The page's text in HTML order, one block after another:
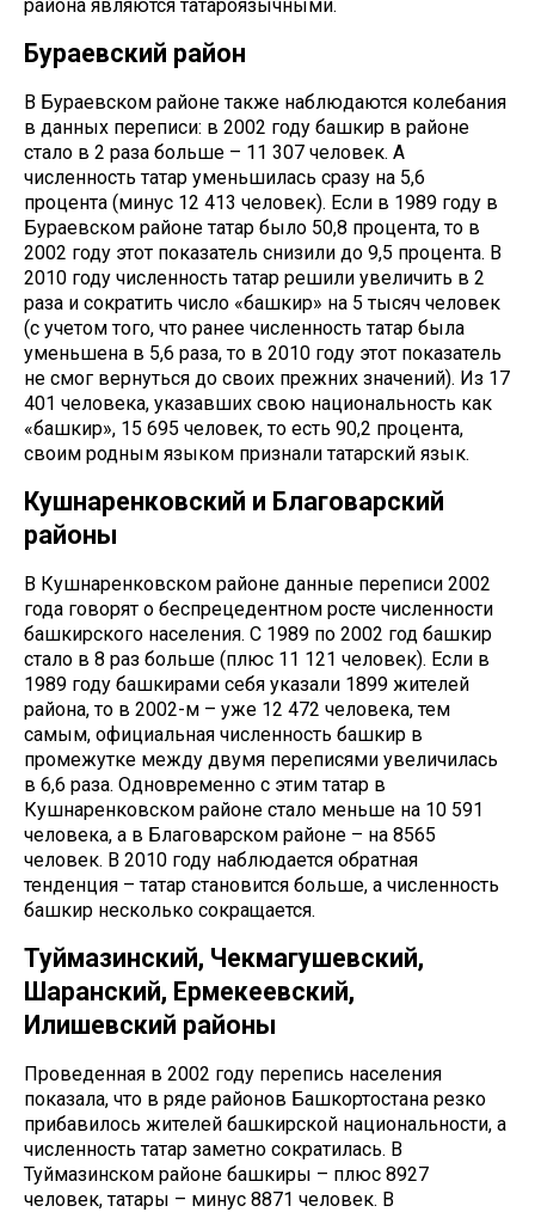
района являются татароязычными.
Бураевский район
В Бураевском районе также наблюдаются колебания
в данных переписи: в 2002 году башкир в районе
стало в 2 раза больше – 11 307 человек. А
численность татар уменьшилась сразу на 5,6
процента (минус 12 413 человек). Если в 1989 году в
Бураевском районе татар было 50,8 процента, то в
2002 году этот показатель снизили до 9,5 процента. В
2010 году численность татар решили увеличить в 2
раза и сократить число «башкир» на 5 тысяч человек
(с учетом того, что ранее численность татар была
уменьшена в 5,6 раза, то в 2010 году этот показатель
не смог вернуться до своих прежних значений). Из 17
401 человека, указавших свою национальность как
«башкир», 15 695 человек, то есть 90,2 процента,
своим родным языком признали татарский язык.
Кушнаренковский и Благоварский
районы
В Кушнаренковском районе данные переписи 2002
года говорят о беспрецедентном росте численности
башкирского населения. С 1989 по 2002 год башкир
стало в 8 раз больше (плюс 11 121 человек). Если в
1989 году башкирами себя указали 1899 жителей
района, то в 2002-м – уже 12 472 человека, тем
самым, официальная численность башкир в
промежутке между двумя переписями увеличилась
в 6,6 раза. Одновременно с этим татар в
Кушнаренковском районе стало меньше на 10 591
человека, а в Благоварском районе – на 8565
человек. В 2010 году наблюдается обратная
тенденция – татар становится больше, а численность
башкир несколько сокращается.
Туймазинский, Чекмагушевский,
Шаранский, Ермекеевский,
Илишевский районы
Проведенная в 2002 году перепись населения
показала, что в ряде районов Башкортостана резко
прибавилось жителей башкирской национальности, а
численность татар заметно сократилась. В
Туймазинском районе башкиры – плюс 8927
человек, татары – минус 8871 человек. В